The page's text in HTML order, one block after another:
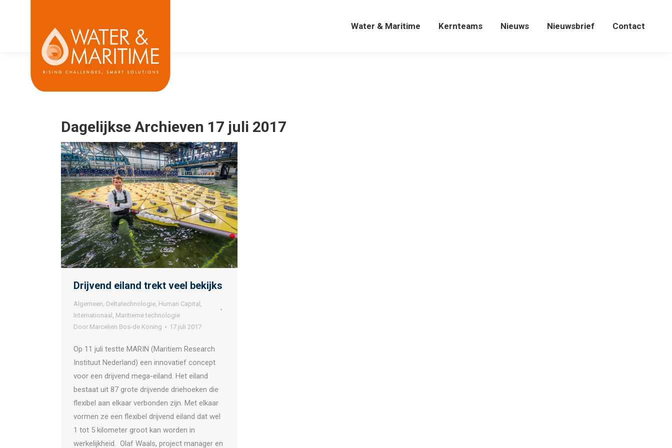
Water & Maritime Kernteams Nieuws Nieuwsbrief Contact
Dagelijkse Archieven 17 juli 2017
Drijvend eiland trekt veel bekijks
Algemeen, Deltatechnologie, Human Capital ,
Internationaal , Maritieme technologie
Door Marcelien Bos-de Koning 17 juli 2017
Op 11 juli testte MARIN (Maritiem Research
Instituut Nederland) een innovatief concept
voor een drijvend mega-eiland. Het eiland
bestaat uit 87 grote drijvende driehoeken die
flexibel aan elkaar verbonden zijn. Met elkaar
vormen ze een flexibel drijvend eiland dat wel
1 tot 5 kilometer groot kan worden in
werkelijkheid. Olaf Waals, project manager en
Water & Maritime Kernteams Nieuws Nieuwsbrief Contact